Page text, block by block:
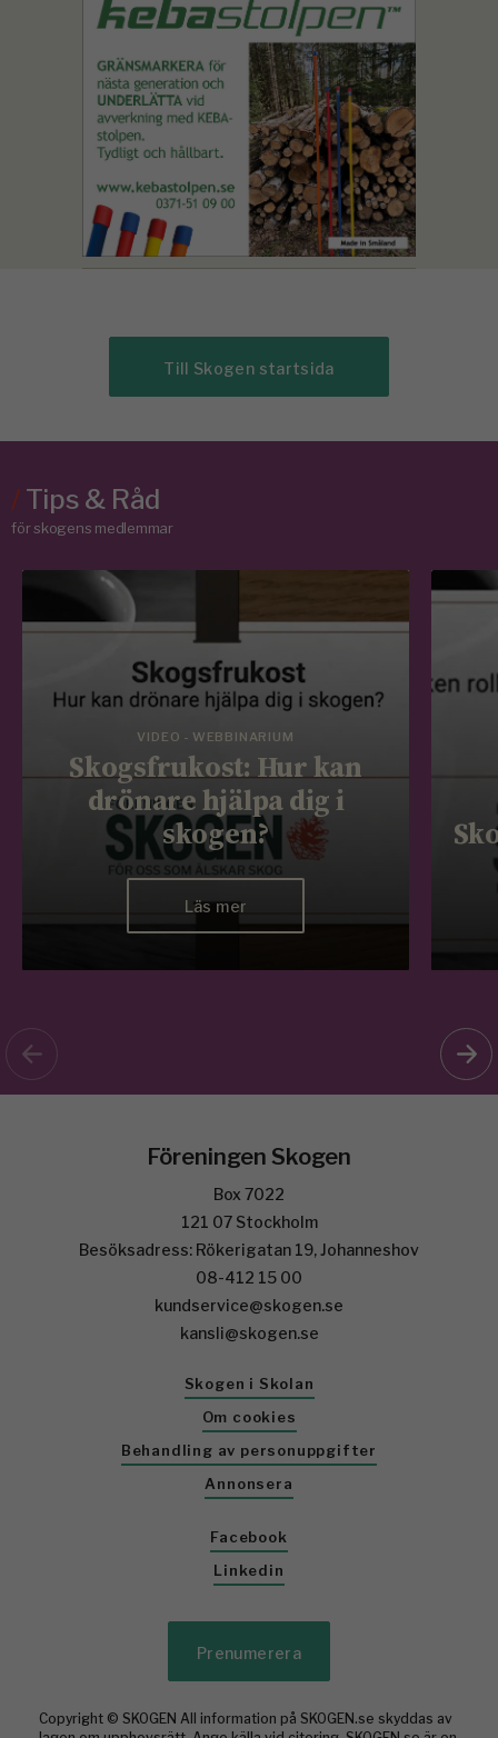
Till Skogen startsida
/Tips & Råd
för skogens medlemmar
VIDEO - WEBBINARIUM
Skogsfrukost: Hur kan
drönare hjälpa dig i
skogen?
Läs mer
Föreningen Skogen
Box 7022
121 07 Stockholm
Besöksadress: Rökerigatan 19, Johanneshov
08-412 15 00
kundservice@skogen.se
kansli@skogen.se
Skogen i Skolan
Om cookies
Behandling av personuppgifter
Annonsera
Facebook
Linkedin
Prenumerera
Copyright © SKOGEN All information på SKOGEN.se skyddas av